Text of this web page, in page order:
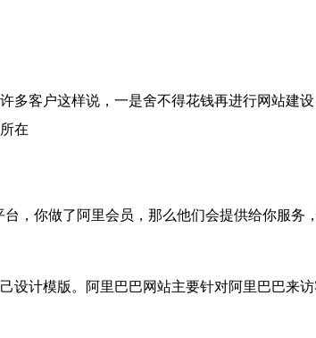
多客户这样说，一是舍不得花钱再进行网站建
在
，你做了阿里会员，那么他们会提供给你服
计模版。阿里巴巴网站主要针对阿里巴巴来访